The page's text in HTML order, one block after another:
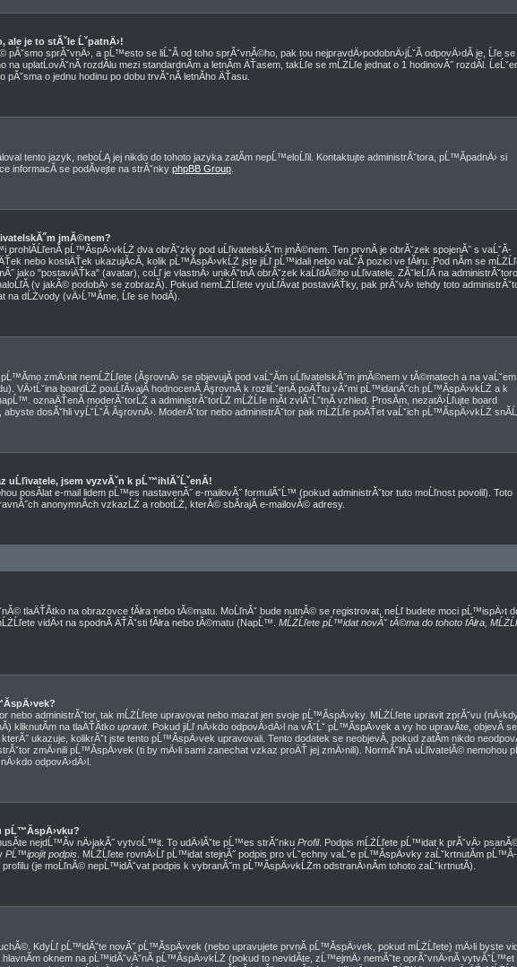
ale je to stĂˇle ĹˇpatnÄ›!
sprĂˇvnÄ›, a pĹ™esto se liĹˇĂ­ od toho sprĂˇvnĂ©ho, pak tou nejpravdÄ›podobnÄ›jĹˇĂ­ odpovÄ›dĂ­ je, Ĺľe se
na uplatĹovĂˇnĂ­ rozdĂ­lu mezi standardnĂ­m a letnĂ­m ÄŤasem, takĹľe se mĹŻĹľe jednat o 1 hodinovĂ˝ rozdĂ­l.
o jednu hodinu po dobu trvĂˇnĂ­ letnĂ­ho ÄŤasu.
tento jazyk, neboĹĄ jej nikdo do tohoto jazyka zatĂ­m nepĹ™eloĹľil. Kontaktujte administrĂˇtora, pĹ™Ă­padnÄ› si
informacĂ­ se podĂ­vejte na strĂˇnky phpBB Group
jmĂ©nem?
prohlĂ­ĹľenĂ­ pĹ™Ă­spÄ›vkĹŻ dva obrĂˇzky pod uĹľivatelskĂ˝m jmĂ©nem. Ten prvnĂ­ je obrĂˇzek spojenĂ˝ s vaĹˇĂ­
nebo kostiÄŤek ukazujĂ­cĂ­, kolik pĹ™Ă­spÄ›vkĹŻ jste jiĹľ pĹ™idali nebo vaĹˇĂ­ pozici ve fĂłru. Pod nĂ­m se
jako "postaviÄŤka" (avatar), coĹľ je vlastnÄ› unikĂˇtnĂ­ obrĂˇzek kaĹľdĂ©ho uĹľivatele. ZĂˇleĹľĂ­ na
(v jakĂ© podobÄ› se zobrazĂ­). Pokud nemĹŻĹľete vyuĹľĂ­vat postaviÄŤky, pak prĂˇvÄ› tehdy toto
na dĹŻvody (vÄ›Ĺ™Ă­me, Ĺľe se hodĂ­).
zmÄ›nit nemĹŻĹľete (ĂşrovnÄ› se objevujĂ­ pod vaĹˇĂ­m uĹľivatelskĂ˝m jmĂ©nem v tĂ©matech a na vaĹˇem
VÄ›tĹˇina boardĹŻ pouĹľĂ­vajĂ­ hodnocenĂ­ ĂşrovnĂ­ k rozliĹˇenĂ­ poÄŤtu vĂˇmi pĹ™idanĂ˝ch pĹ™Ă­spÄ›vkĹŻ a k
oznaÄŤenĂ­ moderĂˇtorĹŻ a administrĂˇtorĹŻ mĹŻĹľe mĂ­t zvlĂˇĹˇtnĂ­ vzhled. ProsĂ­m, nezatÄ›Ĺľujte board
dosĂˇhli vyĹˇĹˇĂ­ ĂşrovnÄ›. ModerĂˇtor nebo administrĂˇtor pak mĹŻĹľe poÄŤet vaĹˇich pĹ™Ă­spÄ›vkĹŻ
uĹľivatele, jsem vyzvĂˇn k pĹ™ihlĂˇĹˇenĂ­!
posĂ­lat e-mail lidem pĹ™es nastavenĂ˝ e-mailovĂ˝ formulĂˇĹ™ (pokud administrĂˇtor tuto moĹľnost povolil). Toto
anonymnĂ­ch vzkazĹŻ a robotĹŻ, kterĂ© sbĂ­rajĂ­ e-mailovĂ© adresy.
tlaÄŤĂ­tko na obrazovce fĂłra nebo tĂ©matu. MoĹľnĂˇ bude nutnĂ© se registrovat, neĹľ budete moci pĹ™ispÄ›t
vidÄ›t na spodnĂ­ ÄŤĂˇsti fĂłra nebo tĂ©matu (NapĹ™. MĹŻĹľete pĹ™idat novĂˇ tĂ©ma do tohoto fĂłra,
nebo administrĂˇtor, tak mĹŻĹľete upravovat nebo mazat jen svoje pĹ™Ă­spÄ›vky. MĹŻĹľete upravit zprĂˇvu
kliknutĂ­m na tlaÄŤĂ­tko upravit. Pokud jiĹľ nÄ›kdo odpovÄ›dÄ›l na vĂˇĹˇ pĹ™Ă­spÄ›vek a vy ho upravĂ­te, objevĂ­
ukazuje, kolikrĂˇt jste tento pĹ™Ă­spÄ›vek upravovali. Tento dodatek se neobjevĂ­, pokud zatĂ­m nikdo
zmÄ›nili pĹ™Ă­spÄ›vek (ti by mÄ›li sami zanechat vzkaz proÄŤ jej zmÄ›nili). NormĂˇlnĂ­ uĹľivatelĂ© nemohou
odpovÄ›dÄ›l.
pĹ™Ă­spÄ›vku?
nejdĹ™Ă­v nÄ›jakĂ˝ vytvoĹ™it. To udÄ›lĂˇte pĹ™es strĂˇnku Profil. Podpis mĹŻĹľete pĹ™idat k prĂˇvÄ›
PĹ™ipojit podpis . MĹŻĹľete rovnÄ›Ĺľ pĹ™idat stejnĂ˝ podpis pro vĹˇechny vaĹˇe pĹ™Ă­spÄ›vky zaĹˇkrtnutĂ­m pĹ™Ă­
(je moĹľnĂ© nepĹ™idĂˇvat podpis k vybranĂ˝m pĹ™Ă­spÄ›vkĹŻm odstranÄ›nĂ­m tohoto zaĹˇkrtnutĂ­).
KdyĹľ pĹ™idĂˇte novĂ˝ pĹ™Ă­spÄ›vek (nebo upravujete prvnĂ­ pĹ™Ă­spÄ›vek, pokud mĹŻĹľete) mÄ›li byste
hlavnĂ­m oknem na pĹ™idĂˇvĂˇnĂ­ pĹ™Ă­spÄ›vkĹŻ (pokud to nevidĂ­te, zĹ™ejmÄ› nemĂˇte oprĂˇvnÄ›nĂ­ vytvĂˇĹ™et